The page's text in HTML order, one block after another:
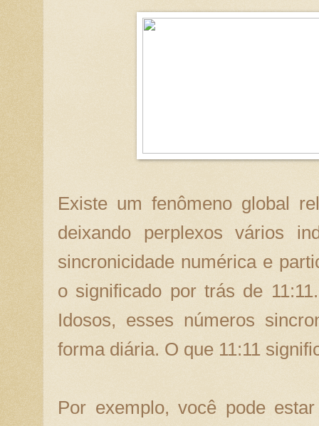
Existe um fenômeno global
deixando perplexos vários
sincronicidade numérica e
o significado por trás de
Idosos, esses números
forma diária. O que 11:11
Por exemplo, você pode